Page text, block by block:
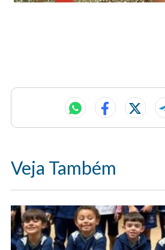
Veja Também